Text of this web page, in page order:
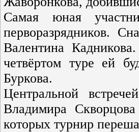
Самая юная
перворазрядников.
Валентина
четвёртом туре ей
Буркова.
Центральной
Владимира
которых турнир